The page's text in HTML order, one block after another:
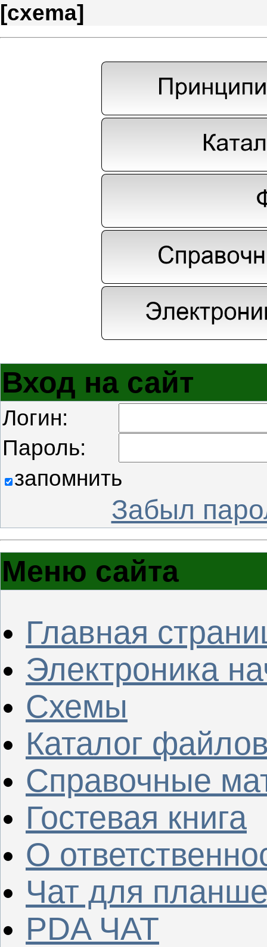
[cxema]
Вход на сайт
Логин:
Пароль:
запомнить
Забыл
Меню сайта
Главная
Электроника
Схемы
Каталог
Справочные
Гостевая книга
О
Чат для
PDA ЧАТ